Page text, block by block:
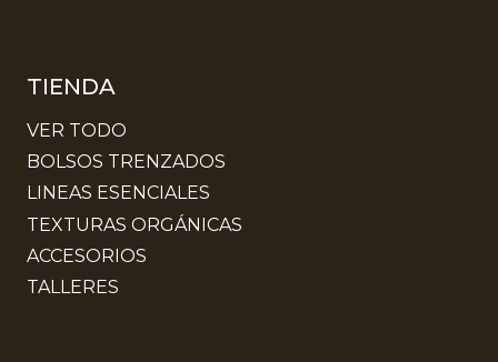
TIENDA
VER TODO
BOLSOS TRENZADOS
LINEAS ESENCIALES
TEXTURAS ORGÁNICAS
ACCESORIOS
TALLERES